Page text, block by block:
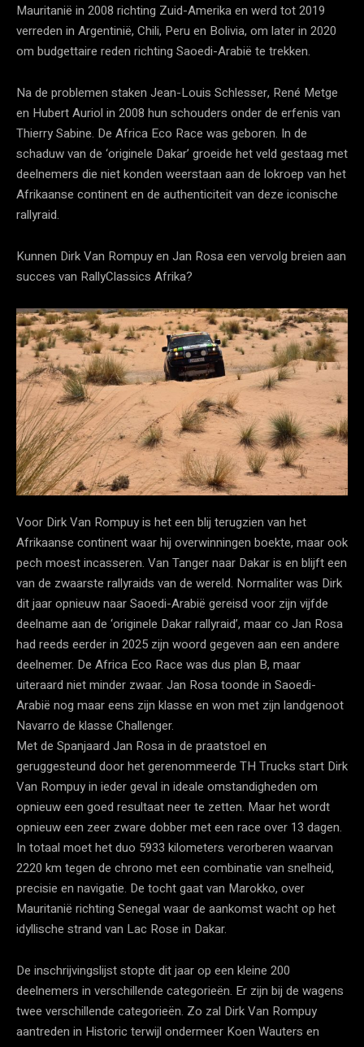
Mauritanië in 2008 richting Zuid-Amerika en werd tot 2019
verreden in Argentinië, Chili, Peru en Bolivia, om later in 2020
om budgettaire reden richting Saoedi-Arabië te trekken.
Na de problemen staken Jean-Louis Schlesser, René Metge
en Hubert Auriol in 2008 hun schouders onder de erfenis van
Thierry Sabine. De Africa Eco Race was geboren. In de
schaduw van de ‘originele Dakar’ groeide het veld gestaag met
deelnemers die niet konden weerstaan aan de lokroep van het
Afrikaanse continent en de authenticiteit van deze iconische
rallyraid.
Kunnen Dirk Van Rompuy en Jan Rosa een vervolg breien aan
succes van RallyClassics Afrika?
Voor Dirk Van Rompuy is het een blij terugzien van het
Afrikaanse continent waar hij overwinningen boekte, maar ook
pech moest incasseren. Van Tanger naar Dakar is en blijft een
van de zwaarste rallyraids van de wereld. Normaliter was Dirk
dit jaar opnieuw naar Saoedi-Arabië gereisd voor zijn vijfde
deelname aan de ‘originele Dakar rallyraid’, maar co Jan Rosa
had reeds eerder in 2025 zijn woord gegeven aan een andere
deelnemer. De Africa Eco Race was dus plan B, maar
uiteraard niet minder zwaar. Jan Rosa toonde in Saoedi-
Arabië nog maar eens zijn klasse en won met zijn landgenoot
Navarro de klasse Challenger.
Met de Spanjaard Jan Rosa in de praatstoel en
geruggesteund door het gerenommeerde TH Trucks start Dirk
Van Rompuy in ieder geval in ideale omstandigheden om
opnieuw een goed resultaat neer te zetten. Maar het wordt
opnieuw een zeer zware dobber met een race over 13 dagen.
In totaal moet het duo 5933 kilometers verorberen waarvan
2220 km tegen de chrono met een combinatie van snelheid,
precisie en navigatie. De tocht gaat van Marokko, over
Mauritanië richting Senegal waar de aankomst wacht op het
idyllische strand van Lac Rose in Dakar.
De inschrijvingslijst stopte dit jaar op een kleine 200
deelnemers in verschillende categorieën. Er zijn bij de wagens
twee verschillende categorieën. Zo zal Dirk Van Rompuy
aantreden in Historic terwijl ondermeer Koen Wauters en